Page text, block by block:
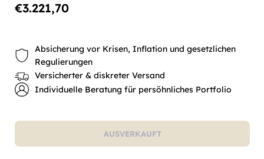
€3.221,70
Absicherung vor Krisen, Inflation und gesetzlichen
Regulierungen
Versicherter & diskreter Versand
Individuelle Beratung für persöhnliches Portfolio
AUSVERKAUFT